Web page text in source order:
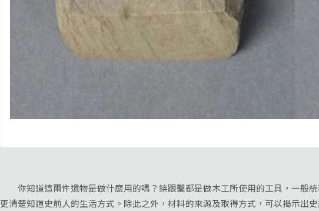
你知道這兩件遺物是做什麼用的嗎？錛跟鑿都是做木工所使用的工具，一般
更清楚知道史前人的生活方式。除此之外，材料的來源及取得方式，可以揭示出